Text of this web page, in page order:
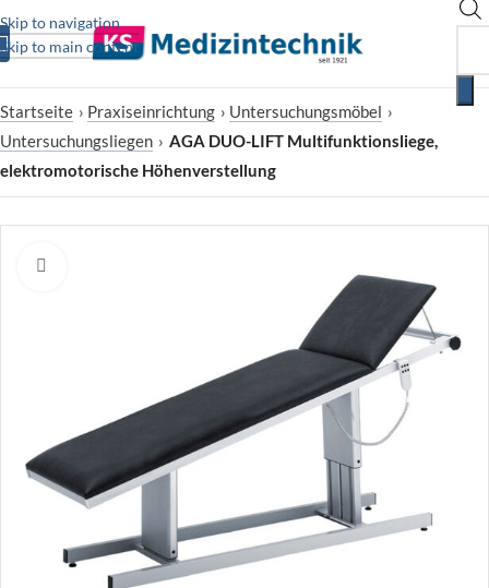
Skip to navigation
Skip to main content
Startseite › Praxiseinrichtung › Untersuchungsmöbel ›
Untersuchungsliegen › AGA DUO-LIFT Multifunktionsliege,
elektromotorische Höhenverstellung